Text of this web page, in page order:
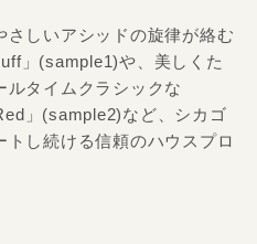
しいアシッドの旋律が絡む
」(sample1)や、美しくた
ルタイムクラシックな
」(sample2)など、シカゴ
し続ける信頼のハウスプロ